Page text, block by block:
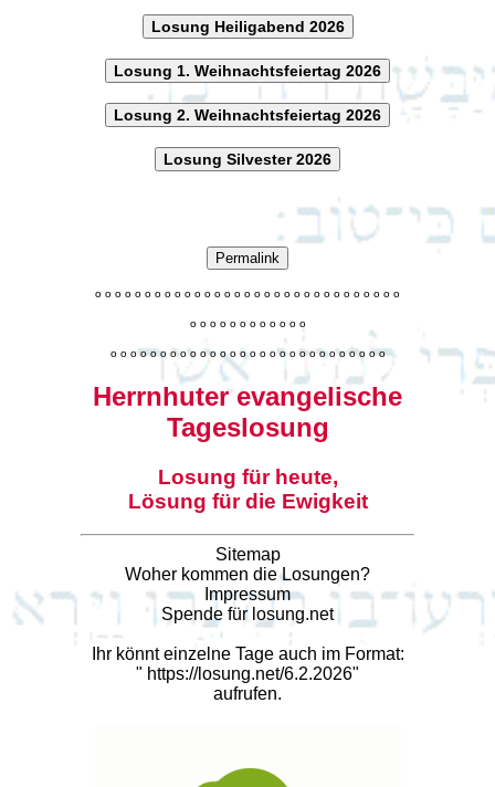
Losung Heiligabend 2026
Losung 1. Weihnachtsfeiertag 2026
Losung 2. Weihnachtsfeiertag 2026
Losung Silvester 2026
Permalink
o o o o o o o o o o o o o o o o o o o o o o o o o o o o o o o
o o o o o o o o o o o o
o o o o o o o o o o o o o o o o o o o o o o o o o o o o
Herrnhuter evangelische
Tageslosung
Losung für heute,
Lösung für die Ewigkeit
Sitemap
Woher kommen die Losungen?
Impressum
Spende für losung.net
Ihr könnt einzelne Tage auch im Format:
" https://losung.net/6.2.2026"
aufrufen.